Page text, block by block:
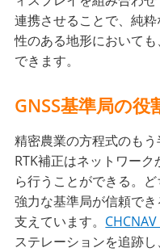
連携させることで、純
性のある地形において
できます。
GNSS基準局の役
精密農業の方程式のもう
RTK補正はネットワー
ら行うことができる。
強力な基準局が信頼で
支えています。
ステレーションを追跡